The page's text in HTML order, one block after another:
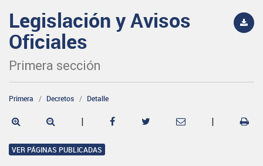
Legislación y Avisos
Oficiales
Primera sección
Primera Decretos Detalle
| |
VER PÁGINAS PUBLICADAS